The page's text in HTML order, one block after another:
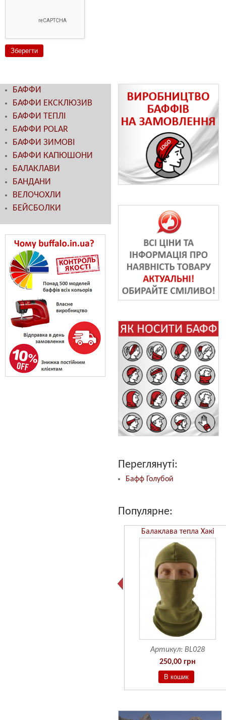
БАФФИ
БАФФИ ЕКСКЛЮЗИВ
БАФФИ ТЕПЛІ
БАФФИ POLAR
БАФФИ ЗИМОВІ
БАФФИ КАПЮШОНИ
БАЛАКЛАВИ
БАНДАНИ
ВЕЛОЧОХЛИ
БЕЙСБОЛКИ
Переглянуті:
Бафф Голубой
Популярне:
Балаклава тепла Хакі
Артикул: BL028
250,00 грн